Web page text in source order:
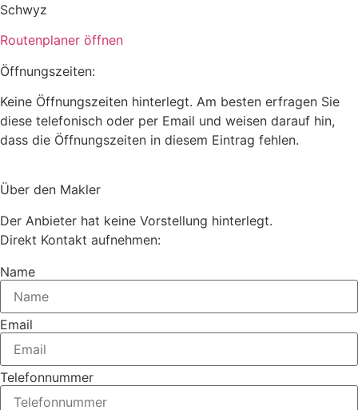
Schwyz
Routenplaner öffnen
Öffnungszeiten:
Keine Öffnungszeiten hinterlegt. Am besten erfragen Sie
diese telefonisch oder per Email und weisen darauf hin,
dass die Öffnungszeiten in diesem Eintrag fehlen.
Über den Makler
Der Anbieter hat keine Vorstellung hinterlegt.
Direkt Kontakt aufnehmen:
Name
Email
Telefonnummer